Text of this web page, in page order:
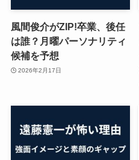
風間俊介がZIP!卒業、後任
は誰？月曜パーソナリティ
候補を予想
2026年2月17日